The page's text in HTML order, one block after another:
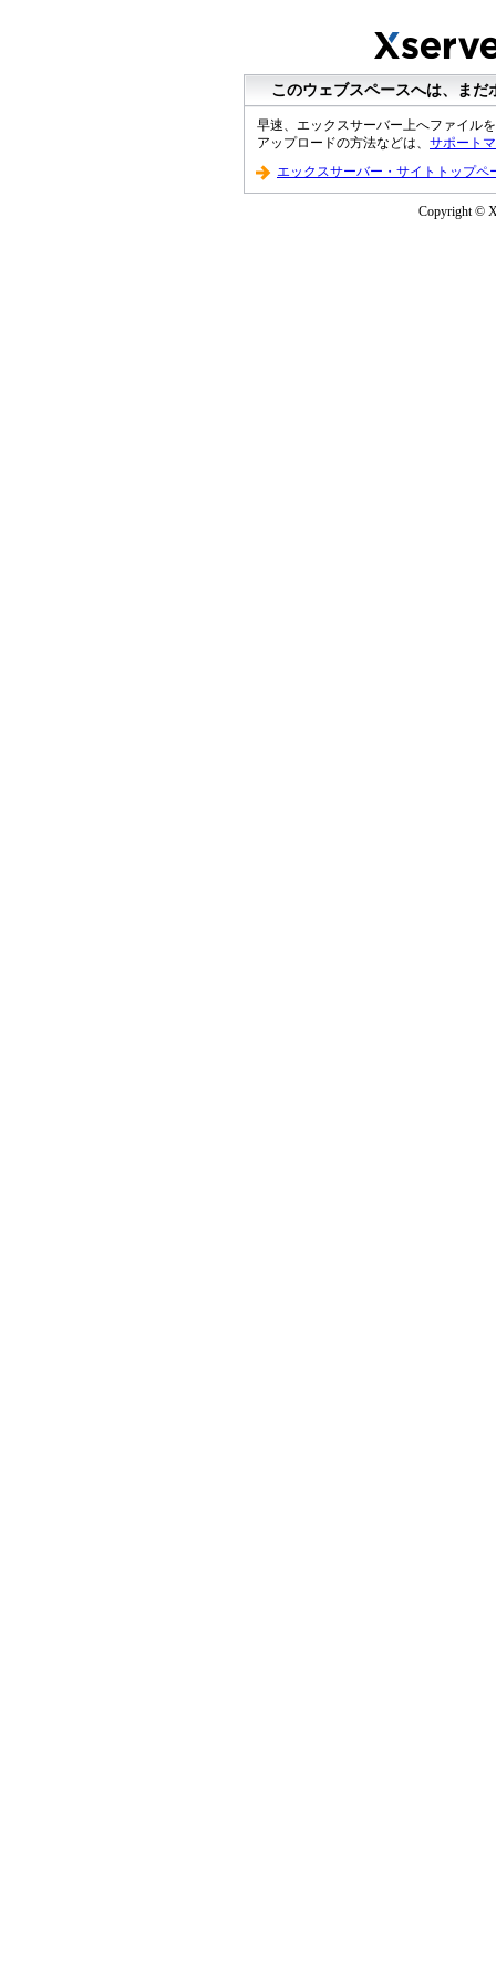
このウェブスペースへは、ま
早速、エックスサーバー上へファイル
アップロードの方法などは、 サポート
エックスサーバー・サイトトップペ
Copyright ©